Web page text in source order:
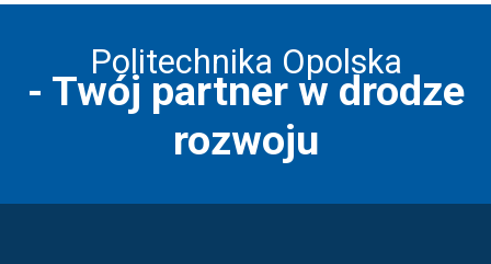
Politechnika Opolska
- Twój partner w drodze
rozwoju